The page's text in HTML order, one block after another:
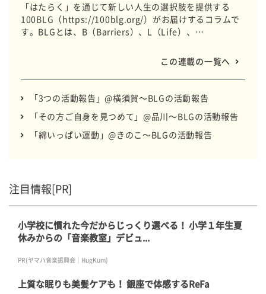
「はたらく」を通じて新しい人生の選択肢を提供する
100BLG（https://100blg.org/）がお届けするコラムで
す。BLGとは、B（Barriers）、L（Life）、
を通じてメンバーと一緒に企業と協働しながら想いをカ
タチにしています。 全国のBLGのいつもの日常をお届け
します。
この連載の一覧へ
「3つの活動報告」@横須賀～BLGの活動報告
「その方ご自身を見つめて」@品川～BLGの活動報告
「綿いっぱい運動」@きのこ～BLGの活動報告
注目情報[PR]
小学校に慣れた今だからじっくり選べる！ 小学１年生夏
休みからの「音楽教室」デビュ...
PR(ヤマハ音楽振興会｜HugKum)
上質な眠りも美髪ケアも！ 銀座で体感するReFa